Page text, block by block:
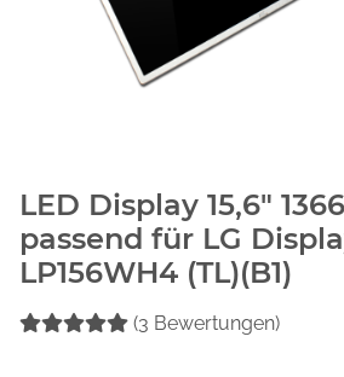
LED Display 15,6"
passend für LG
LP156WH4 (TL)(B1)
(3 Bewertungen)